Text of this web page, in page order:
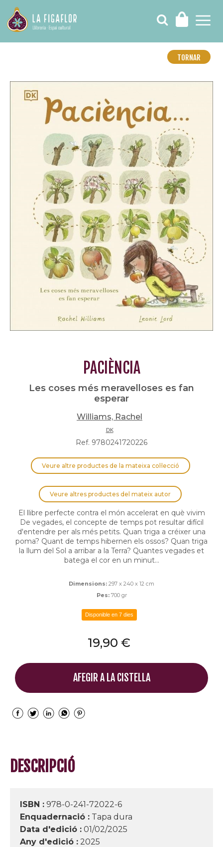
TORNAR
PACIÈNCIA
Les coses més meravelloses es fan
esperar
Williams, Rachel
DK
Ref. 9780241720226
Veure altre productes de la mateixa col·lecció
Veure altres productes del mateix autor
El llibre perfecte contra el món accelerat en què vivim
De vegades, el concepte de temps pot resultar difícil
d'entendre per als més petits. Quan triga a créixer una
poma? Quant de temps hibernen els ossos? Quan triga
la llum del Sol a arribar a la Terra? Quantes vegades et
batega el cor en un minut...
Dimensions: 297 x 240 x 12 cm
Pes: 700 gr
Disponible en 7 dies
19,90 €
AFEGIR A LA CISTELLA
DESCRIPCIÓ
ISBN : 978-0-241-72022-6
Enquadernació : Tapa dura
Data d'edició : 01/02/2025
Any d'edició : 2025